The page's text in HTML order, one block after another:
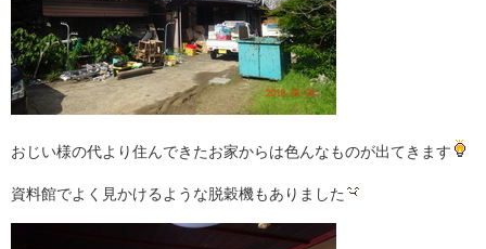
おじい様の代より住んできたお家からは色んなものが出てきます
資料館でよく見かけるような脱穀機もありました